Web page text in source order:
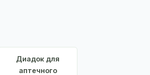
Диадок для
аптечного